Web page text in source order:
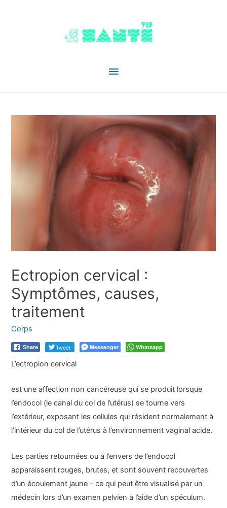
Menu
Ectropion cervical :
Symptômes, causes,
traitement
Corps
Share Tweet Messenger Whatsapp
L’ectropion cervical
est une affection non cancéreuse qui se produit lorsque
l’endocol (le canal du col de l’utérus) se tourne vers
l’extérieur, exposant les cellules qui résident normalement à
l’intérieur du col de l’utérus à l’environnement vaginal acide.
Les parties retournées ou à l’envers de l’endocol
apparaissent rouges, brutes, et sont souvent recouvertes
d’un écoulement jaune – ce qui peut être visualisé par un
médecin lors d’un examen pelvien à l’aide d’un spéculum.